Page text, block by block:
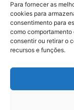
Para fornecer as
cookies para
consentimento para
como
consentir ou retirar o
recursos e funções.
E-mail:
Telefone:
Rua do
© 2022 -